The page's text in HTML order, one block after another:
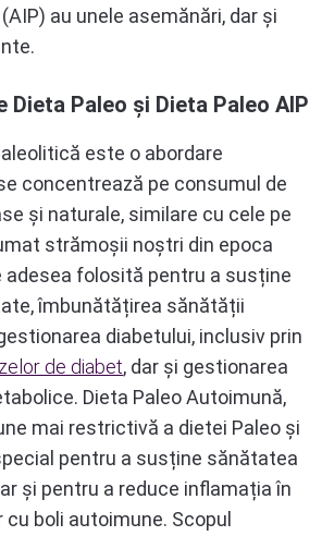
au unele asemănări, dar și
Paleo și Dieta Paleo AIP
este o abordare
concentrează pe consumul de
și naturale, similare cu cele pe
strămoșii noștri din epoca
folosită pentru a susține
îmbunătățirea sănătății
diabetului, inclusiv prin
de diabet, dar și gestionarea
Dieta Paleo Autoimună,
mai restrictivă a dietei Paleo și
pentru a susține sănătatea
și pentru a reduce inflamația în
boli autoimune. Scopul